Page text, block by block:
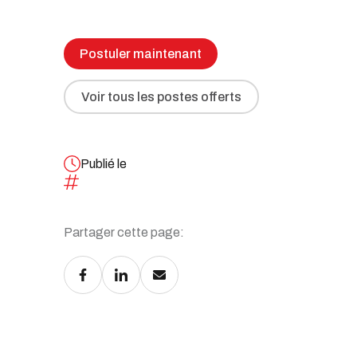
Services juridiques
Perfectionnement et ateliers
d’affaires
Syndics et insolvabilité
Tous nos services
Postuler maintenant
Voir tous les postes offerts
Publié le
Partager cette page: